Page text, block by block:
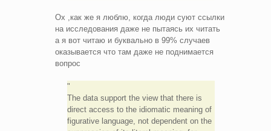
Ох ,как же я люблю, когда люди суют ссылки
на исследования даже не пытаясь их читать
а я вот читаю и буквально в 99% случаев
оказывается что там даже не поднимается
вопрос
The data support the view that there is
direct access to the idiomatic meaning of
figurative language, not dependent on the